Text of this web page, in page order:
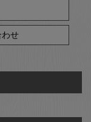
わせ